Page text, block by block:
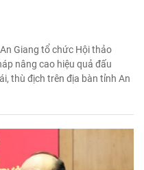
Giang tổ chức Hội thảo
nâng cao hiệu quả đấu
thù địch trên địa bàn tỉnh An